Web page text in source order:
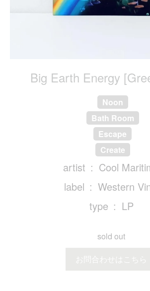
Big Earth Energy
Noon
Bath Room
Escape
Create
artist
Cool
label
Western
type
LP
sold out
お問合わせはこちら